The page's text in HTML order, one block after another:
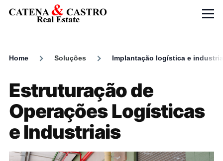
Skip to main content
Menu
Home Soluções Implantação logística e
Estruturação de
Operações Logísticas
e Industriais